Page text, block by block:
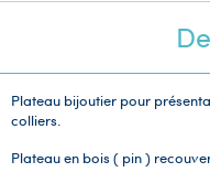
Plateau bijoutier pour
colliers.
Plateau en bois ( pin )